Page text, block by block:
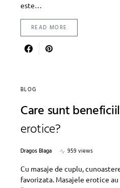
este…
READ MORE
BLOG
Care sunt
erotice?
Dragos Blaga
959 views
Cu masaje de cuplu,
favorizata. Masajele erotice